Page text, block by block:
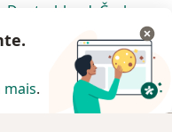
separador
novo separador
abre num novo
Deutschlandabre num
Česko
separador
num novo separador
abre num novoabre num
abre
abre num novo
- Agende agora sua
mais.